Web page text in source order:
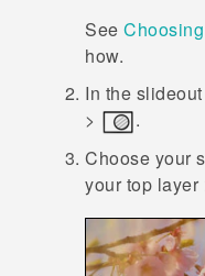
See
how.
In the
>
.
Choose your
your top layer